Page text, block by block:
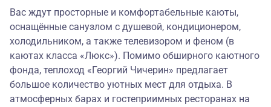
Вас ждут просторные и комфортабельные каюты,
оснащённые санузлом с душевой, кондиционером,
холодильником, а также телевизором и феном (в
каютах класса «Люкс»). Помимо обширного каютного
фонда, теплоход «Георгий Чичерин» предлагает
большое количество уютных мест для отдыха. В
атмосферных барах и гостеприимных ресторанах на